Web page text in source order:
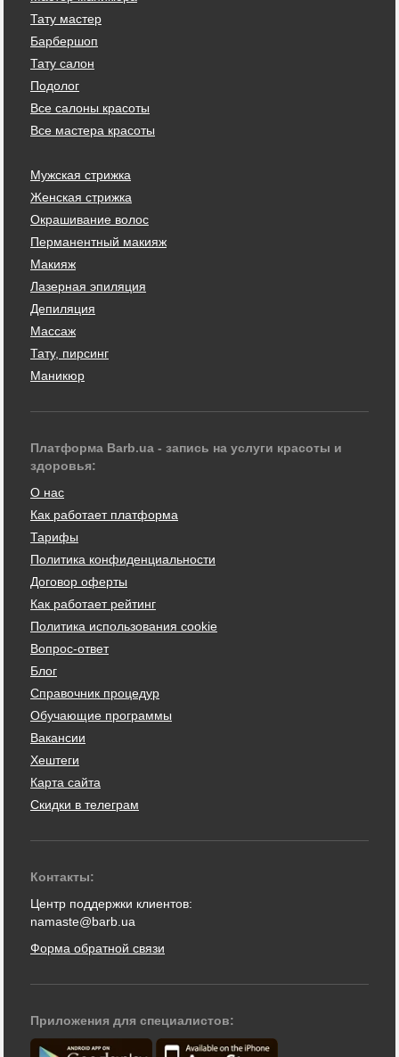
Тату мастер
Барбершоп
Тату салон
Подолог
Все салоны красоты
Все мастера красоты
Мужская стрижка
Женская стрижка
Окрашивание волос
Перманентный макияж
Макияж
Лазерная эпиляция
Депиляция
Массаж
Тату, пирсинг
Маникюр
Платформа Barb.ua - запись на услуги красоты и
здоровья:
О нас
Как работает платформа
Тарифы
Политика конфиденциальности
Договор оферты
Как работает рейтинг
Политика использования cookie
Вопрос-ответ
Блог
Справочник процедур
Обучающие программы
Вакансии
Хештеги
Карта сайта
Скидки в телеграм
Контакты:
Центр поддержки клиентов:
namaste@barb.ua
Форма обратной связи
Приложения для специалистов: